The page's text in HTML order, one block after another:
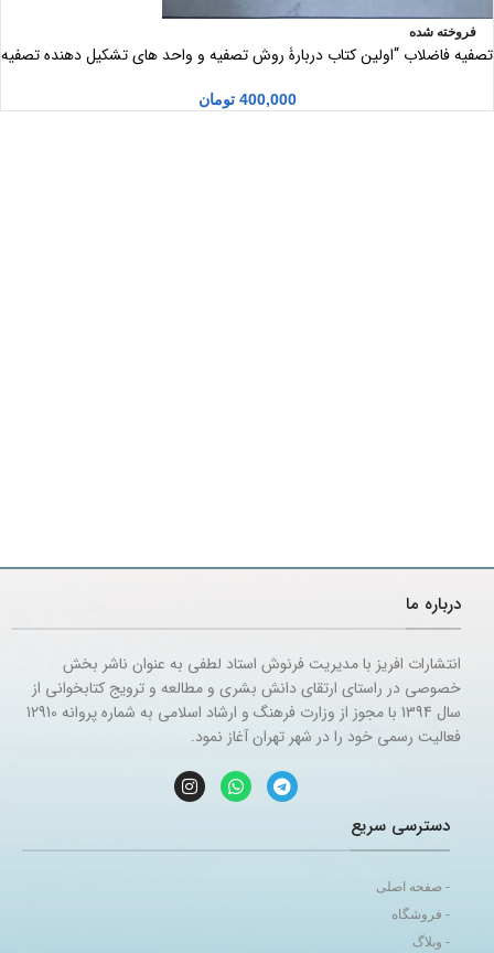
فروخته شده
تصفیه فاضلاب “اولین کتاب دربارۀ روش تصفیه و واحد های تشکیل دهنده تصفیه
400,000 تومان
درباره ما
انتشارات افریز با مدیریت فرنوش استاد لطفی به عنوان ناشر بخش
خصوصی در راستای ارتقای دانش بشری و مطالعه و ترویج کتابخوانی از
سال 1394 با مجوز از وزارت فرهنگ و ارشاد اسلامی به شماره پروانه 12910
فعالیت رسمی خود را در شهر تهران آغاز نمود.
دسترسی سریع
- صفحه اصلی
- فروشگاه
- وبلاگ